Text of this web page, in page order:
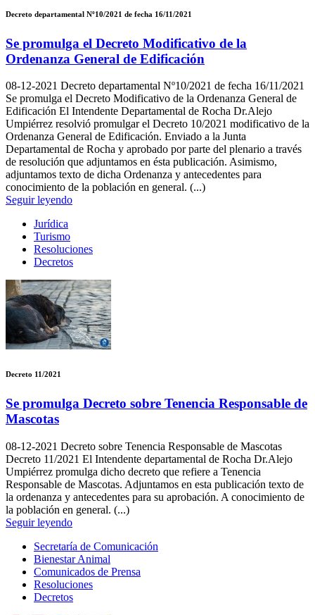
Decreto departamental Nº10/2021 de fecha 16/11/2021
Se promulga el Decreto Modificativo de la
Ordenanza General de Edificación
08-12-2021 Decreto departamental Nº10/2021 de fecha 16/11/2021
Se promulga el Decreto Modificativo de la Ordenanza General de
Edificación El Intendente Departamental de Rocha Dr.Alejo
Umpiérrez resolvió promulgar el Decreto 10/2021 modificativo de la
Ordenanza General de Edificación. Enviado a la Junta
Departamental de Rocha y aprobado por parte del plenario a través
de resolución que adjuntamos en ésta publicación. Asimismo,
adjuntamos texto de dicha Ordenanza y antecedentes para
conocimiento de la población en general. (...)
Seguir leyendo
Jurídica
Turismo
Resoluciones
Decretos
Decreto 11/2021
Se promulga Decreto sobre Tenencia Responsable de
Mascotas
08-12-2021 Decreto sobre Tenencia Responsable de Mascotas
Decreto 11/2021 El Intendente departamental de Rocha Dr.Alejo
Umpiérrez promulga dicho decreto que refiere a Tenencia
Responsable de Mascotas. Adjuntamos en esta publicación texto de
la ordenanza y antecedentes para su aprobación. A conocimiento de
la población en general. (...)
Seguir leyendo
Secretaría de Comunicación
Bienestar Animal
Comunicados de Prensa
Resoluciones
Decretos